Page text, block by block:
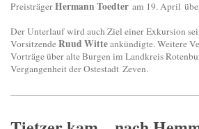
PreisträgerHermann Toedter am 19. April
Der Unterlauf wird auch Ziel einer Exkursion
VorsitzendeRuud Witteankündigte. Weitere
Vorträge über alte Burgen im Landkreis
Vergangenheit der Ostestadt Zeven.